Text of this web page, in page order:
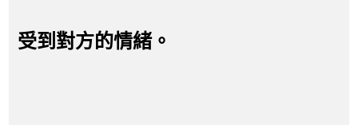
受到對方的情緒。